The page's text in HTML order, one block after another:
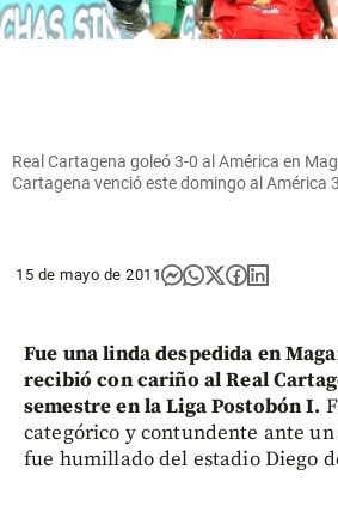
Real Cartagena goleó 3-0 al América en
Cartagena venció este domingo al América
15 de mayo de 2011
Fue una linda despedida en
recibió con cariño al Real
semestre en la Liga Postobón I.
categórico y contundente ante un
fue humillado del estadio Diego